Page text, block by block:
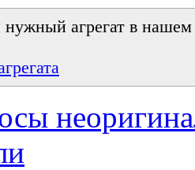
агрегат в нашем